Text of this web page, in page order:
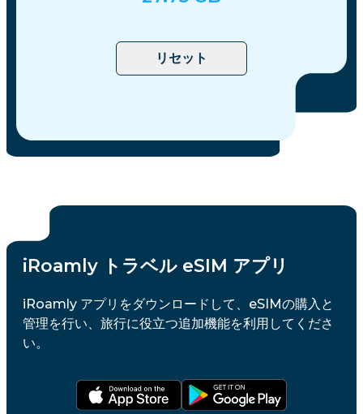
リセット
iRoamly トラベル eSIM アプリ
iRoamly アプリをダウンロードして、eSIMの購入と
管理を行い、旅行に役立つ追加機能を利用してくださ
い。